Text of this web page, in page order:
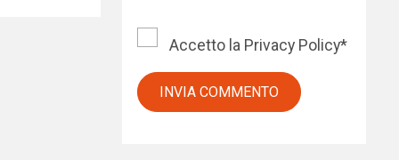
Accetto la Privacy Policy*